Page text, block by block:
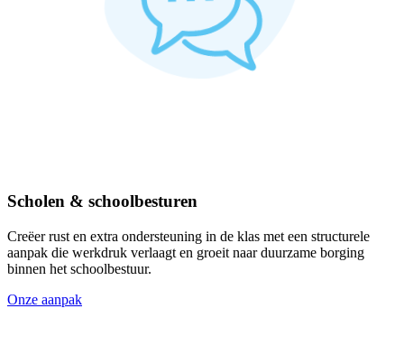
Scholen & schoolbesturen
Creëer rust en extra ondersteuning in de klas met een structurele
aanpak die werkdruk verlaagt en groeit naar duurzame borging
binnen het schoolbestuur.
Onze aanpak